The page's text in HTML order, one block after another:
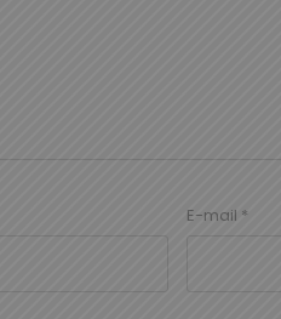
E-mail *